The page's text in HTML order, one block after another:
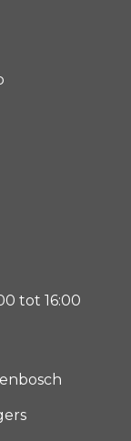
tot 16:00